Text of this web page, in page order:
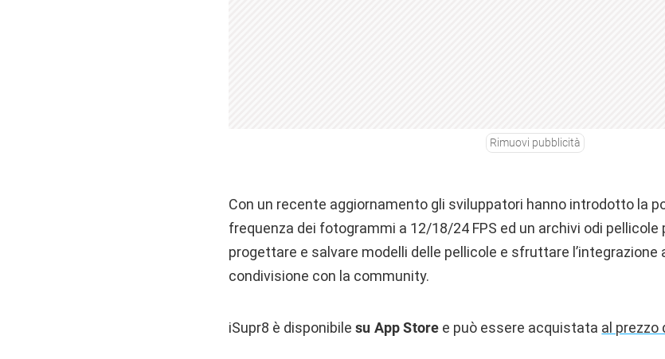
Rimuovi pubblicità
Con un recente aggiornamento gli sviluppatori hanno introdotto la
frequenza dei fotogrammi a 12/18/24 FPS ed un archivi odi
progettare e salvare modelli delle pellicole e sfruttare l’integrazione
condivisione con la community.
iSupr8 è disponibile su App Store e può essere acquistata al prezzo